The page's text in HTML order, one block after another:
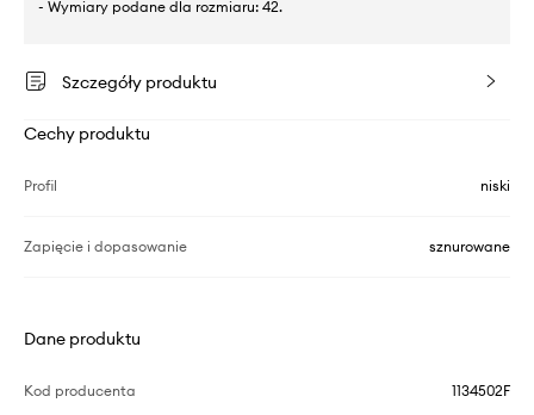
- Wymiary podane dla rozmiaru: 42.
Szczegóły produktu
Cechy produktu
Profil niski
Zapięcie i dopasowanie sznurowane
Dane produktu
Kod producenta 1134502F